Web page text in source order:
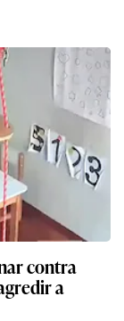
contra
a